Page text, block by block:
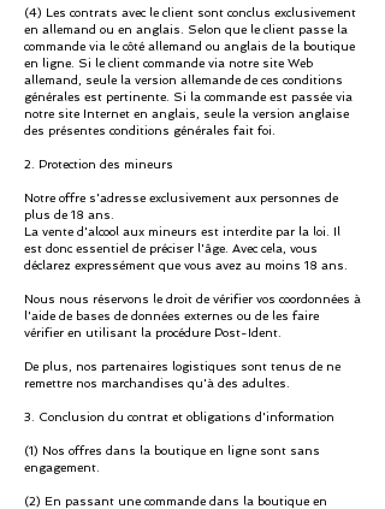
(4) Les contrats avec le client sont conclus exclusivement
en allemand ou en anglais. Selon que le client passe la
commande via le côté allemand ou anglais de la boutique
en ligne. Si le client commande via notre site Web
allemand, seule la version allemande de ces conditions
générales est pertinente. Si la commande est passée via
notre site Internet en anglais, seule la version anglaise
des présentes conditions générales fait foi.
2. Protection des mineurs
Notre offre s'adresse exclusivement aux personnes de
plus de 18 ans.
La vente d'alcool aux mineurs est interdite par la loi. Il
est donc essentiel de préciser l'âge. Avec cela, vous
déclarez expressément que vous avez au moins 18 ans.
Nous nous réservons le droit de vérifier vos coordonnées à
l'aide de bases de données externes ou de les faire
vérifier en utilisant la procédure Post-Ident.
De plus, nos partenaires logistiques sont tenus de ne
remettre nos marchandises qu'à des adultes.
3. Conclusion du contrat et obligations d'information
(1) Nos offres dans la boutique en ligne sont sans
engagement.
(2) En passant une commande dans la boutique en